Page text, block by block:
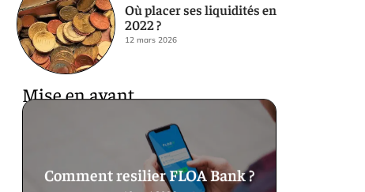
Où placer ses liquidités en
2022 ?
12 mars 2026
Mise en avant
Comment resilier FLOA Bank ?